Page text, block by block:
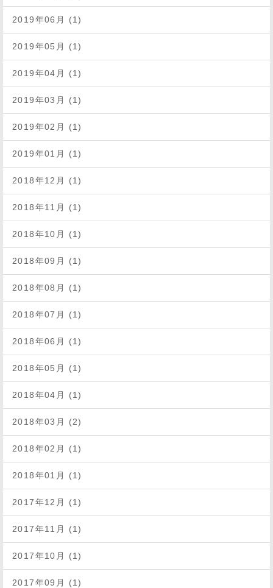
2019年06月 (1)
2019年05月 (1)
2019年04月 (1)
2019年03月 (1)
2019年02月 (1)
2019年01月 (1)
2018年12月 (1)
2018年11月 (1)
2018年10月 (1)
2018年09月 (1)
2018年08月 (1)
2018年07月 (1)
2018年06月 (1)
2018年05月 (1)
2018年04月 (1)
2018年03月 (2)
2018年02月 (1)
2018年01月 (1)
2017年12月 (1)
2017年11月 (1)
2017年10月 (1)
2017年09月 (1)